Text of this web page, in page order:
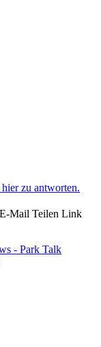
zu antworten.
E-Mail Teilen Link
- Park Talk